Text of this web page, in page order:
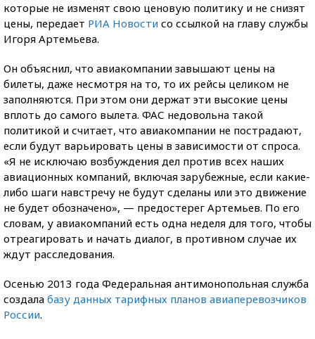
которые не изменят свою ценовую политику и не снизят
цены, передает РИА Новости со ссылкой на главу службы
Игоря Артемьева.
Он объяснил, что авиакомпании завышают цены на
билеты, даже несмотря на то, то их рейсы целиком не
заполняются. При этом они держат эти высокие цены
вплоть до самого вылета. ФАС недовольна такой
политикой и считает, что авиакомпании не пострадают,
если будут варьировать цены в зависимости от спроса.
«Я не исключаю возбуждения дел против всех наших
авиационных компаний, включая зарубежные, если какие-
либо шаги навстречу не будут сделаны или это движение
не будет обозначено», — предостерег Артемьев. По его
словам, у авиакомпаний есть одна неделя для того, чтобы
отреагировать и начать диалог, в противном случае их
ждут расследования.
Осенью 2013 года Федеральная антимонопольная служба
создала базу данных тарифных планов авиаперевозчиков
России.